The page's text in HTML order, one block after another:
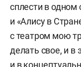
сплести в одном
и «Алису в
с театром мою
делать свое, и в
и в